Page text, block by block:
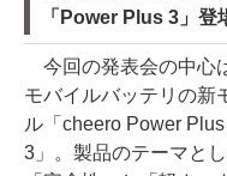
「Power Plus 3」登
今回の発表会の中心
モバイルバッテリの新
ル「cheero Power Plus
3」。製品のテーマと